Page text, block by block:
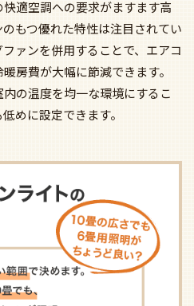
適空調への要求がますます高
もつ優れた特性は注目されてい
ァンを併用することで、エアコ
房費が大幅に節減できます。
の温度を均一な環境にするこ
めに設定できます。